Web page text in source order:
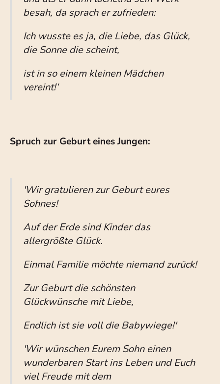
besah, da sprach er zufrieden:
Ich wusste es ja, die Liebe, das Glück,
die Sonne die scheint,
ist in so einem kleinen Mädchen
vereint!‘
Spruch zur Geburt eines Jungen:
'Wir gratulieren zur Geburt eures
Sohnes!
Auf der Erde sind Kinder das
allergrößte Glück.
Einmal Familie möchte niemand zurück!
Zur Geburt die schönsten
Glückwünsche mit Liebe,
Endlich ist sie voll die Babywiege!'
'Wir wünschen Eurem Sohn einen
wunderbaren Start ins Leben und Euch
viel Freude mit dem